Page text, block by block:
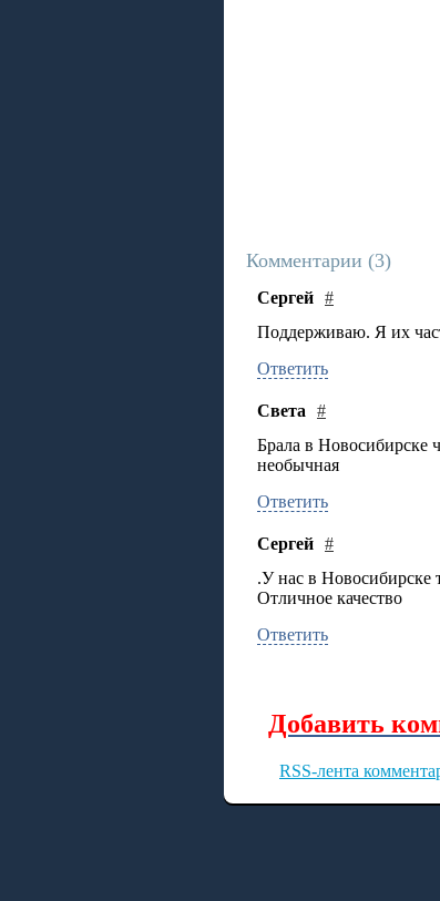
Комментарии (3)
Сергей #
Поддерживаю. Я их
Ответить
Света #
Брала в Новосибирске
необычная
Ответить
Сергей #
.У нас в Новосибирске
Отличное качество
Ответить
Добавить
RSS-лента